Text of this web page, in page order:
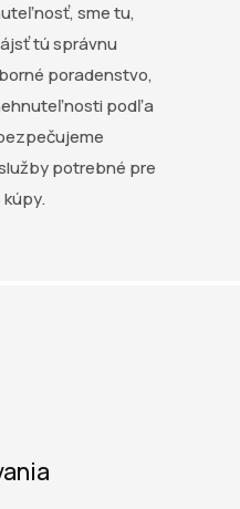
sme tu,
tú správnu
poradenstvo,
podľa
potrebné pre